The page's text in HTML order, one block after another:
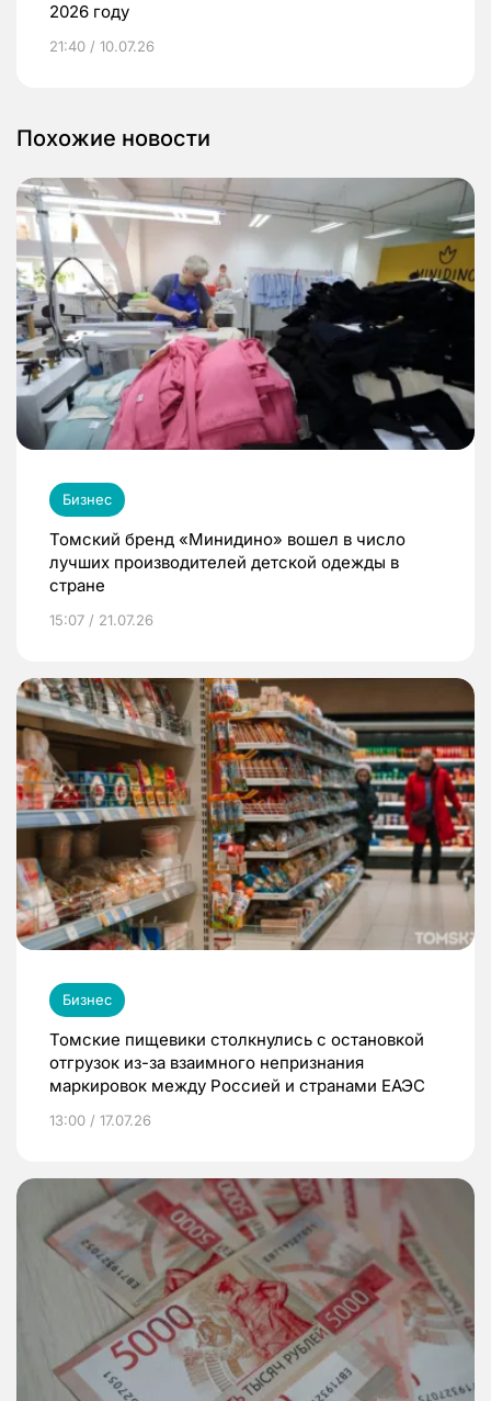
2026 году
21:40 / 10.07.26
Похожие новости
Бизнес
Томский бренд «Минидино» вошел в число
лучших производителей детской одежды в
стране
15:07 / 21.07.26
Бизнес
Томские пищевики столкнулись с остановкой
отгрузок из-за взаимного непризнания
маркировок между Россией и странами ЕАЭС
13:00 / 17.07.26